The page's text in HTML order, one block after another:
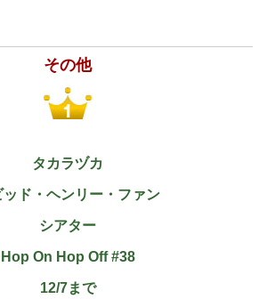
その他
タカラヅカ
ッド・ヘンリー・ファン
シアター
Hop On Hop Off #38
12/7まで